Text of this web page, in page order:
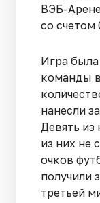
ВЭБ-
со счетом
Игра
команды
нанесли
Девять
из них не
очков
получили
третьей